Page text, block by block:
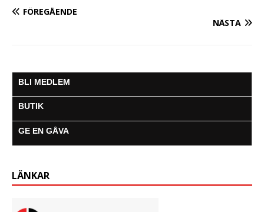
FÖREGÅENDE
NÄSTA
BLI MEDLEM
BUTIK
GE EN GÅVA
LÄNKAR